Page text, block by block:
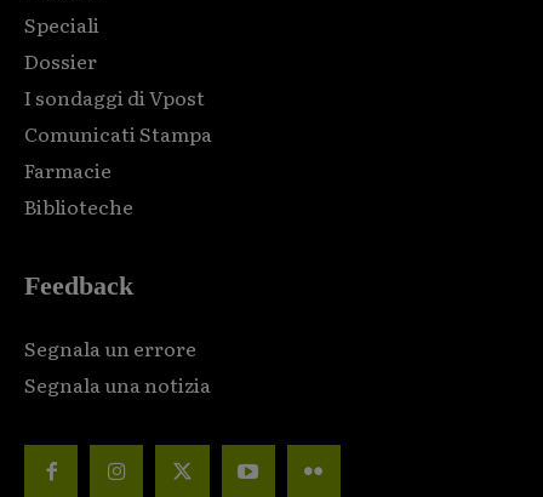
Speciali
Dossier
I sondaggi di Vpost
Comunicati Stampa
Farmacie
Biblioteche
Feedback
Segnala un errore
Segnala una notizia